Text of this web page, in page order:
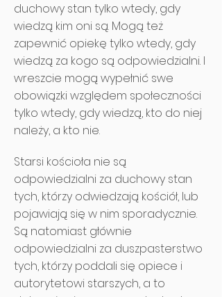
duchowy stan tylko wtedy, gdy
wiedzą kim oni są. Mogą też
zapewnić opiekę tylko wtedy, gdy
wiedzą za kogo są odpowiedzialni. I
wreszcie mogą wypełnić swe
obowiązki względem społeczności
tylko wtedy, gdy wiedzą, kto do niej
należy, a kto nie.
Starsi kościoła nie są
odpowiedzialni za duchowy stan
tych, którzy odwiedzają kościół, lub
pojawiają się w nim sporadycznie.
Są natomiast głównie
odpowiedzialni za duszpasterstwo
tych, którzy poddali się opiece i
autorytetowi starszych, a to